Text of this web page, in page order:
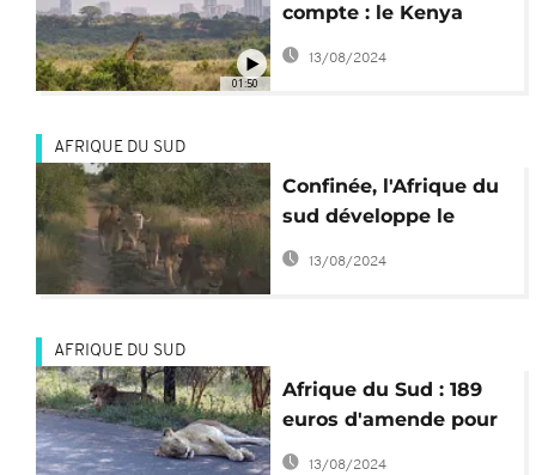
01:50
compte : le Kenya
recense sa faune
sauvage
13/08/2024
AFRIQUE DU SUD
Confinée, l'Afrique du
sud développe le
safari virtuel
13/08/2024
AFRIQUE DU SUD
Afrique du Sud : 189
euros d'amende pour
observation «
13/08/2024